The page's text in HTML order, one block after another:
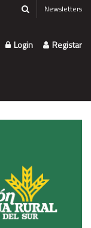
Newsletters
Login Registar